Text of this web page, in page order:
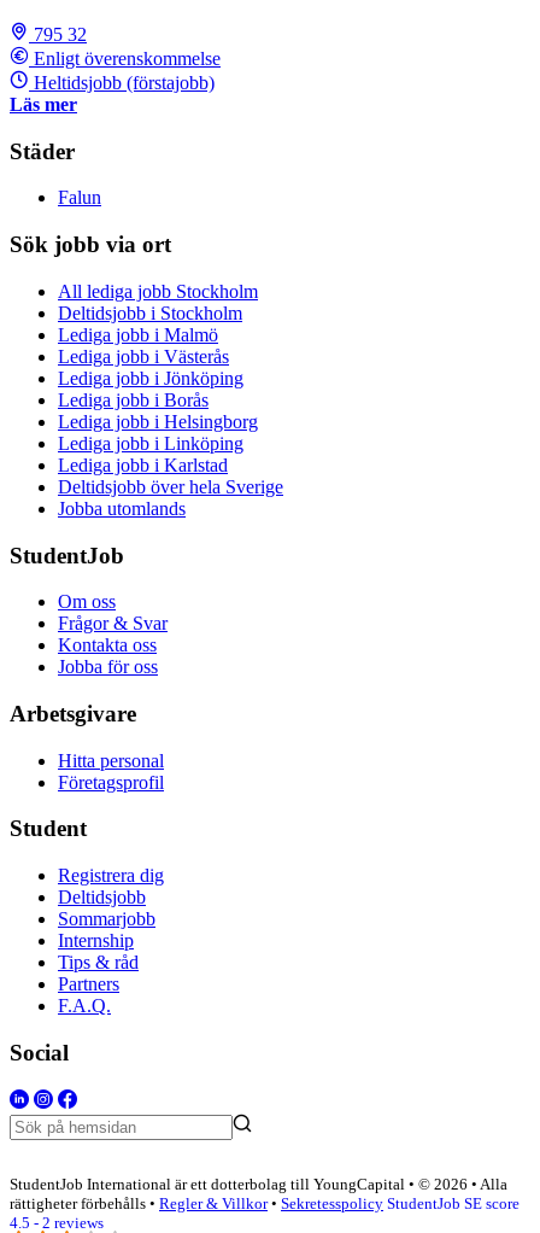
795 32
Enligt överenskommelse
Heltidsjobb (förstajobb)
Läs mer
Städer
Falun
Sök jobb via ort
All lediga jobb Stockholm
Deltidsjobb i Stockholm
Lediga jobb i Malmö
Lediga jobb i Västerås
Lediga jobb i Jönköping
Lediga jobb i Borås
Lediga jobb i Helsingborg
Lediga jobb i Linköping
Lediga jobb i Karlstad
Deltidsjobb över hela Sverige
Jobba utomlands
StudentJob
Om oss
Frågor & Svar
Kontakta oss
Jobba för oss
Arbetsgivare
Hitta personal
Företagsprofil
Student
Registrera dig
Deltidsjobb
Sommarjobb
Internship
Tips & råd
Partners
F.A.Q.
Social
StudentJob International är ett dotterbolag till YoungCapital • © 2026 • Alla
rättigheter förbehålls • Regler & Villkor• Sekretesspolicy StudentJob SE score
4.5 - 2 reviews